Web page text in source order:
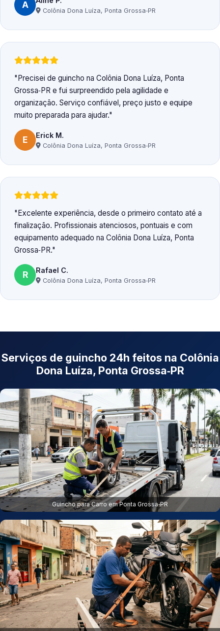
A
Colônia Dona Luíza, Ponta Grossa‑PR
Precisei de guincho na Colônia Dona Luíza, Ponta
Grossa‑PR e fui surpreendido pela agilidade e
organização. Serviço confiável, preço justo e equipe
muito preparada para ajudar.
E Erick M.
Colônia Dona Luíza, Ponta Grossa‑PR
Excelente experiência, desde o primeiro contato até a
finalização. Profissionais atenciosos, pontuais e com
equipamento adequado na Colônia Dona Luíza, Ponta
Grossa‑PR.
R Rafael C.
Colônia Dona Luíza, Ponta Grossa‑PR
Serviços de guincho 24h feitos na Colônia
Dona Luíza, Ponta Grossa‑PR
Guincho para Carro em Ponta Grossa‑PR